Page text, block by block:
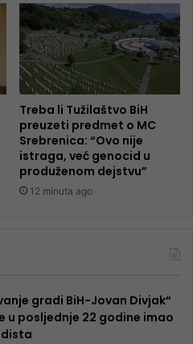
Treba li Tužilaštvo BiH
preuzeti predmet o MC
Srebrenica: “Ovo nije
istraga, već genocid u
produženom dejstvu”
12 minuta ago
gradi BiH-Jovan Divjak“
u posljednje 22 godine imao